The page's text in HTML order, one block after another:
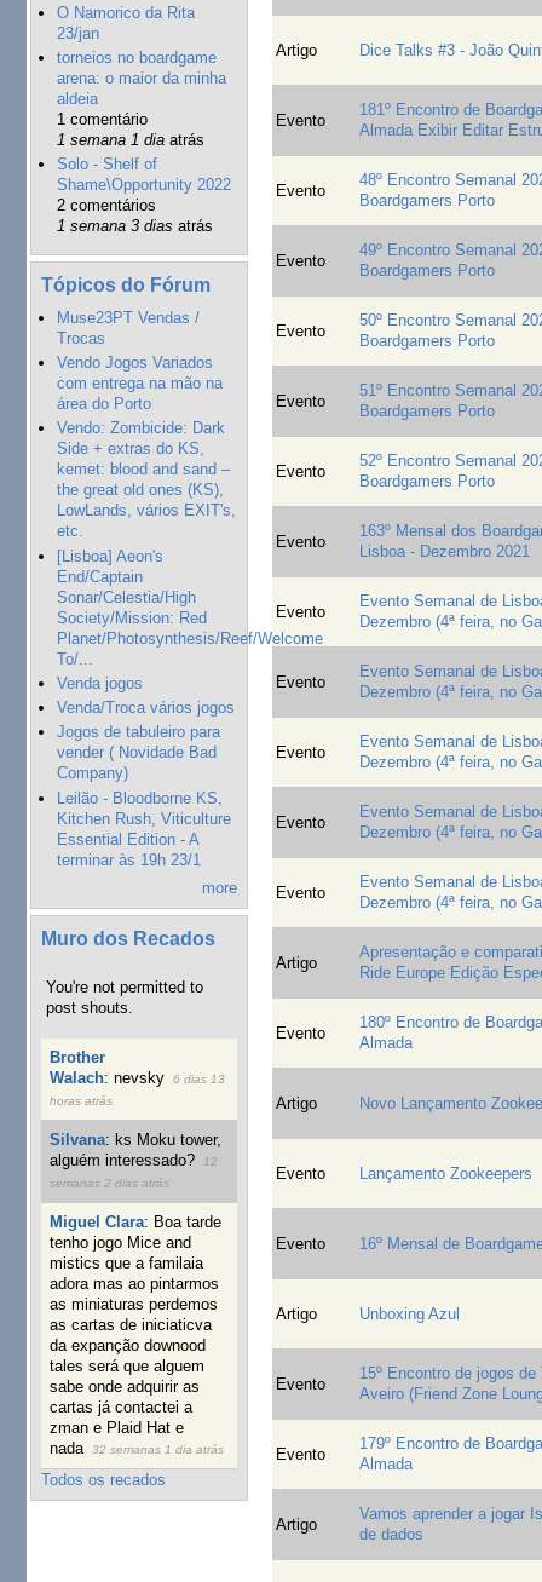
O Namorico da Rita
23/jan
torneios no boardgame
arena: o maior da minha
aldeia
1 comentário
1 semana 1 diaatrás
Solo - Shelf of
Shame\Opportunity 2022
2 comentários
1 semana 3 dias atrás
Tópicos do Fórum
Muse23PT Vendas /
Trocas
Vendo Jogos Variados
com entrega na mão na
área do Porto
Vendo: Zombicide: Dark
Side + extras do KS,
kemet: blood and sand –
the great old ones (KS),
LowLands, vários EXIT's,
etc.
[Lisboa] Aeon's
End/Captain
Sonar/Celestia/High
Society/Mission: Red
Planet/Photosynthesis/Reef/Welcome
To/...
Venda jogos
Venda/Troca vários jogos
Jogos de tabuleiro para
vender ( Novidade Bad
Company)
Leilão - Bloodborne KS,
Kitchen Rush, Viticulture
Essential Edition - A
terminar às 19h 23/1
more
Muro dos Recados
You're not permitted to
post shouts.
Brother
Walach:nevsky
6 dias 13
horas atrás
Silvana: ks Moku tower,
alguém interessado?
12
semanas 2 dias atrás
Miguel Clara: Boa tarde
tenho jogo Mice and
mistics que a familaia
adora mas ao pintarmos
as miniaturas perdemos
as cartas de iniciaticva
da expanção downood
tales será que alguem
sabe onde adquirir as
cartas já contactei a
zman e Plaid Hat e
nada
32 semanas 1 dia atrás
Todos os recados
Artigo Dice Talks #3 - João
Evento
181º Encontro de
Almada Exibir Editar
Evento
48º Encontro Semanal
Boardgamers Porto
Evento
49º Encontro Semanal
Boardgamers Porto
Evento
50º Encontro Semanal
Boardgamers Porto
Evento
51º Encontro Semanal
Boardgamers Porto
Evento
52º Encontro Semanal
Boardgamers Porto
Evento
163º Mensal dos
Lisboa - Dezembro 2021
Evento
Evento Semanal de
Dezembro (4ª feira, no
Evento
Evento Semanal de
Dezembro (4ª feira, no
Evento
Evento Semanal de
Dezembro (4ª feira, no
Evento
Evento Semanal de
Dezembro (4ª feira, no
Evento
Evento Semanal de
Dezembro (4ª feira, no
Artigo
Apresentação e
Ride Europe Edição
Evento
180º Encontro de
Almada
Artigo Novo Lançamento
Evento Lançamento Zookeepers
Evento 16º Mensal de
Artigo Unboxing Azul
Evento
15º Encontro de jogos de
Aveiro (Friend Zone
Evento
179º Encontro de
Almada
Artigo
Vamos aprender a jogar
de dados